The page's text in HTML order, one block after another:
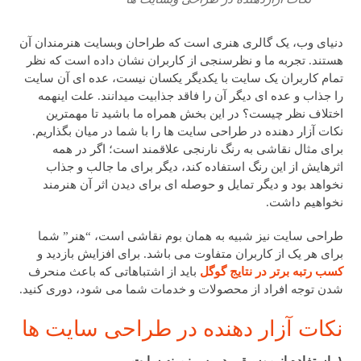
دنیای وب، یک گالری هنری است که طراحان وبسایت هنرمندان آن
هستند. تجربه ما و نظرسنجی از کاربران نشان داده است که نظر
تمام کاربران یک سایت با یکدیگر یکسان نیست، عده ای آن سایت
را جذاب و عده ای دیگر آن را فاقد جذابیت میدانند. علت اینهمه
اختلاف نظر چیست؟ در این بخش همراه ما باشید تا مهمترین
نکات آزار دهنده در طراحی سایت ها را با شما در میان بگذاریم.
برای مثال نقاشی به رنگ نارنجی علاقمند است؛ اگر در همه
اثرهایش از این رنگ استفاده کند، دیگر برای ما جالب و جذاب
نخواهد بود و دیگر تمایل و حوصله ای برای دیدن اثر آن هنرمند
نخواهیم داشت.
طراحی سایت نیز شبیه به همان بوم نقاشی است، “هنر” شما
برای هر یک از کاربران متفاوت می باشد. برای افزایش بازدید و
کسب رتبه برتر در نتایج گوگل باید از اشتباهاتی که باعث منحرف
شدن توجه افراد از محصولات و خدمات شما می شود، دوری کنید.
نکات آزار دهنده در طراحی سایت ها